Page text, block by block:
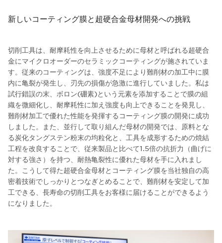
新しいコーティング膜と超硬合金母材開発への挑戦
切削工具は、耐摩耗性を向上させるために母材と呼ばれる超硬合
金にマイクロオーダーのセラミックコーティングが施されていま
す。従来のコーティングは、強度不足により難削材の加工中に膜
内に亀裂が発生し、刃先の損傷が急激に進行していました。私は
試行錯誤の末、ボロン(硼素)という元素を添加することで膜の組
織を微細化し、耐摩耗性に加え強度も向上できることを発見し、
難削材加工で優れた性能を発揮するコーティング膜の開発に成功
しました。また、並行して取り組んだ母材の開発では、原料とな
る炭化タングステン粉末の均粒化と、工具を成形するための焼結
工程を改良することで、従来製品と比べて1.5倍の抗折力（曲げに
対する強さ）を持つ、耐熱亀裂性に優れた母材を手に入れまし
た。こうして得た超硬合金母材とコーティング膜を当社独自の高
密着技術でしっかりとつなぎとめることで、難削材を安定して加
工できる、長寿命の切削工具をお客様に届けることができるよう
になりました。